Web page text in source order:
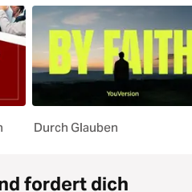
Durch Glauben
fordert dich